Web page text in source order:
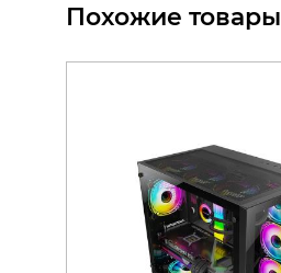
Похожие товары